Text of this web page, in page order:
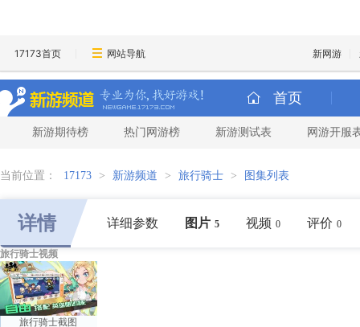
17173首页 网站导航 新网游
首页
新游期待榜 热门网游榜 新游测试表 网游开服
当前位置： 17173 > 新游频道 > 旅行骑士 > 图集列表
详情 详细参数 图片 5 视频 0 评价 0
旅行骑士视频
旅行骑士截图